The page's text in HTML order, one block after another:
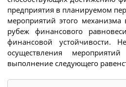
предприятия в планируемом
мероприятий этого
рубеж финансового
финансовой устойчивости.
осуществления
выполнение следующего